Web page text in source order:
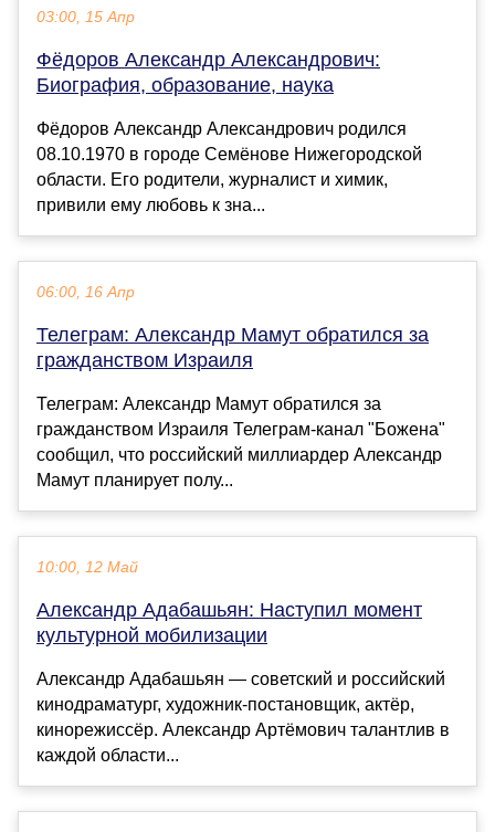
03:00, 15 Апр
Фёдоров Александр Александрович:
Биография, образование, наука
Фёдоров Александр Александрович родился
08.10.1970 в городе Семёнове Нижегородской
области. Его родители, журналист и химик,
привили ему любовь к зна...
06:00, 16 Апр
Телеграм: Александр Мамут обратился за
гражданством Израиля
Телеграм: Александр Мамут обратился за
гражданством Израиля Телеграм-канал "Божена"
сообщил, что российский миллиардер Александр
Мамут планирует полу...
10:00, 12 Май
Александр Адабашьян: Наступил момент
культурной мобилизации
Александр Адабашьян — советский и российский
кинодраматург, художник-постановщик, актёр,
кинорежиссёр. Александр Артёмович талантлив в
каждой области...